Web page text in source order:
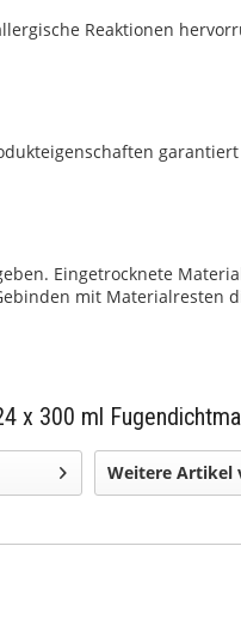
Reaktionen
Eingetrocknete
mit Materialresten
x 300 ml
Weitere Artikel